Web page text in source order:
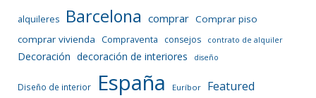
alquileres Barcelona comprar Comprar piso
comprar vivienda
Compraventa consejos contrato de alquiler
Decoración decoración de interiores diseño
Diseño de interior España Euríbor Featured